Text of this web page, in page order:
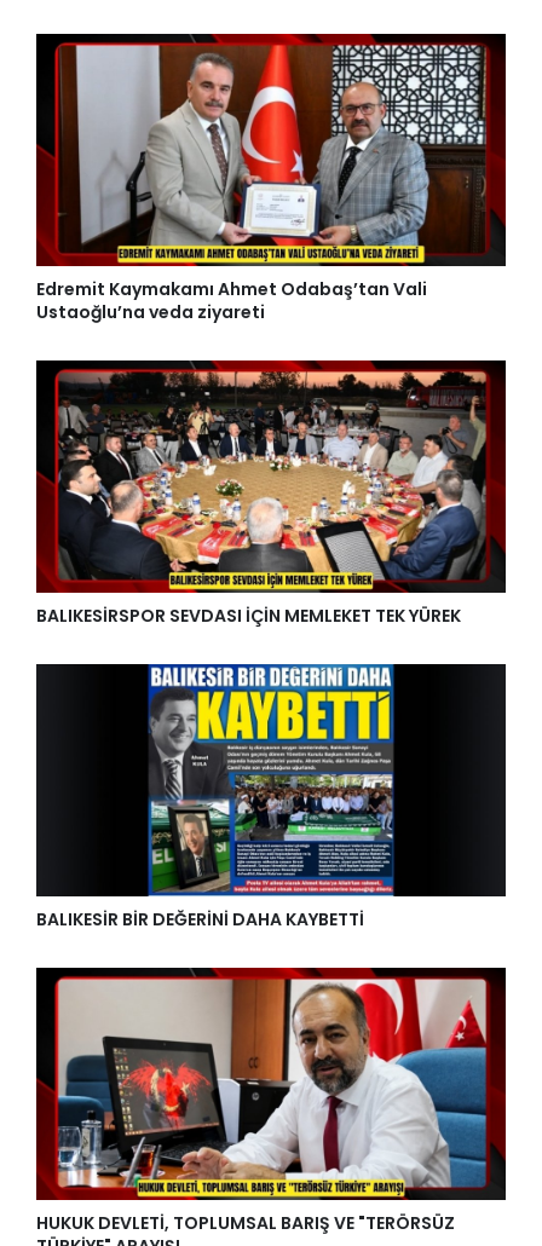
Edremit Kaymakamı Ahmet Odabaş’tan Vali
Ustaoğlu’na veda ziyareti
BALIKESİRSPOR SEVDASI İÇİN MEMLEKET TEK YÜREK
BALIKESİR BİR DEĞERİNİ DAHA KAYBETTİ
HUKUK DEVLETİ, TOPLUMSAL BARIŞ VE "TERÖRSÜZ